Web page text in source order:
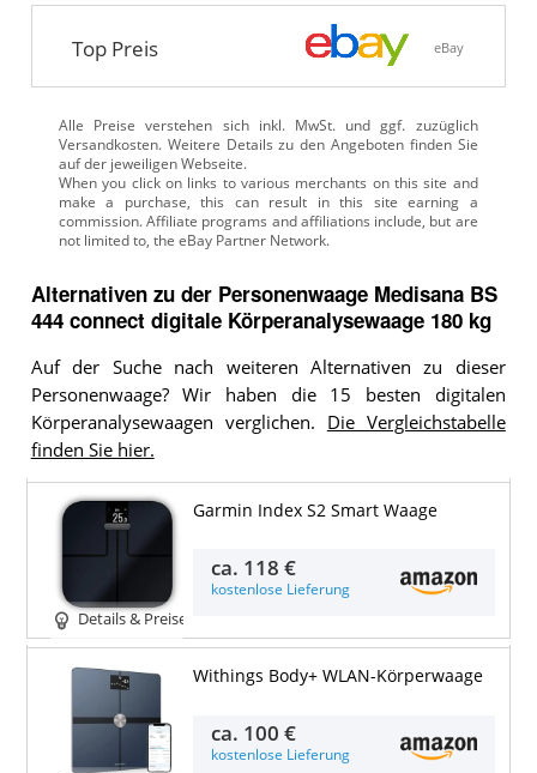
Top Preis eBay
Alle Preise verstehen sich inkl. MwSt. und ggf. zuzüglich
Versandkosten. Weitere Details zu den Angeboten finden Sie
auf der jeweiligen Webseite.
Alternativen zu der Personenwaage Medisana BS
444 connect digitale Körperanalysewaage 180 kg
Auf der Suche nach weiteren Alternativen zu dieser
Personenwaage? Wir haben die 15 besten digitalen
Körperanalysewaagen verglichen. Die Vergleichstabelle
finden Sie hier.
Details & Preise
Garmin Index S2 Smart Waage
ca. 118 €
kostenlose Lieferung
Withings Body+ WLAN-Körperwaage
ca. 100 €
kostenlose Lieferung